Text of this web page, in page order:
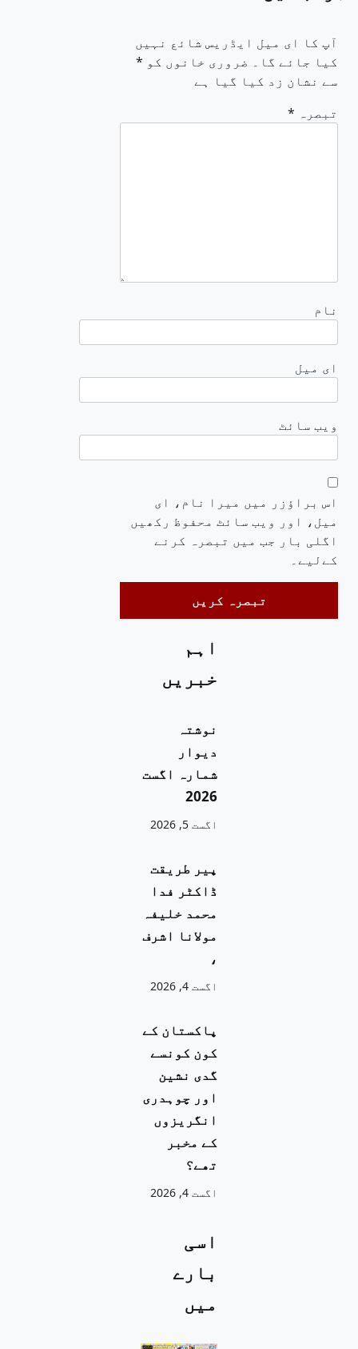
آپ کا ای میل ایڈریس شائع نہیں
کیا جائے گا۔ ضروری خانوں کو *
سے نشان زد کیا گیا ہے
تبصرہ *
نام
ای میل
ویب‌ سائٹ
اس براؤزر میں میرا نام، ای
میل، اور ویب سائٹ محفوظ رکھیں
اگلی بار جب میں تبصرہ کرنے
کےلیے۔
اہم
خبریں
نوشتہ
دیوار
شمارہ اگست
2026
اگست 5, 2026
پیر طریقت
ڈاکٹر فدا
محمد خلیفہ
مولانا اشرف
،
اگست 4, 2026
پاکستان کے
کون کونسے
گدی نشین
اور چوہدری
انگریزوں
کے مخبر
تھے؟
اگست 4, 2026
اسی
بارے
میں